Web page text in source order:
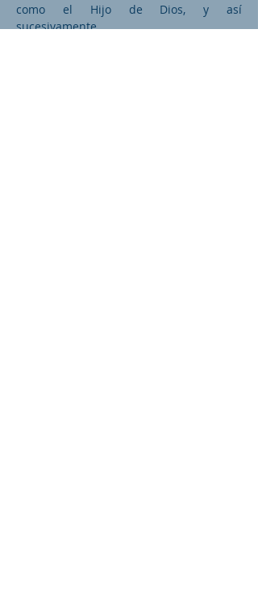
como el Hijo de Dios, y así
sucesivamente.